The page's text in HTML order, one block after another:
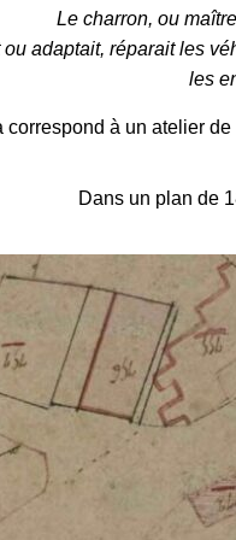
Le charron, ou
adaptait, réparait les
les
correspond à un atelier
Dans un plan de